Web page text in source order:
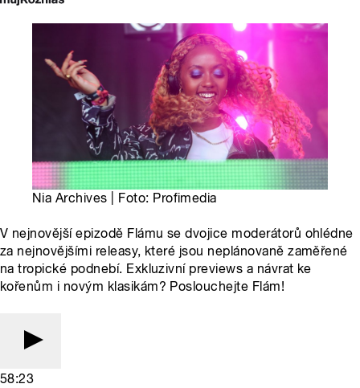
Nia Archives | Foto: Profimedia
V nejnovější epizodě Flámu se dvojice moderátorů ohlédne
za nejnovějšími releasy, které jsou neplánovaně zaměřené
na tropické podnebí. Exkluzivní previews a návrat ke
kořenům i novým klasikám? Poslouchejte Flám!
58:23